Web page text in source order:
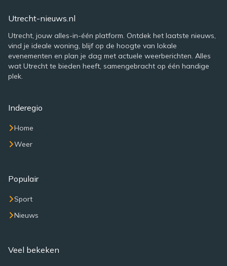
Utrecht-nieuws.nl
Utrecht, jouw alles-in-één platform. Ontdek het laatste nieuws,
vind je ideale woning, blijf op de hoogte van lokale
evenementen en plan je dag met actuele weerberichten. Alles
wat Utrecht te bieden heeft, samengebracht op één handige
plek.
Inderegio
Home
Weer
Populair
Sport
Nieuws
Veel bekeken